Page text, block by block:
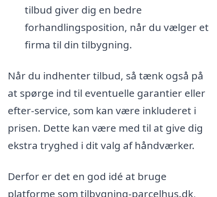
tilbud giver dig en bedre
forhandlingsposition, når du vælger et
firma til din tilbygning.
Når du indhenter tilbud, så tænk også på
at spørge ind til eventuelle garantier eller
efter-service, som kan være inkluderet i
prisen. Dette kan være med til at give dig
ekstra tryghed i dit valg af håndværker.
Derfor er det en god idé at bruge
platforme som tilbygning-parcelhus.dk,